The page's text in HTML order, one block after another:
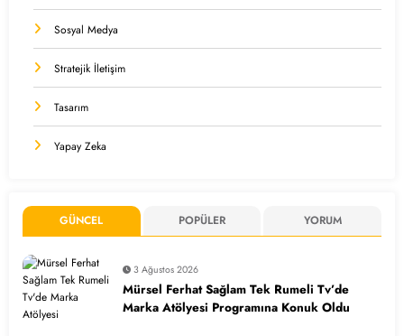
Sosyal Medya
Stratejik İletişim
Tasarım
Yapay Zeka
GÜNCEL POPÜLER YORUM
3 Ağustos 2026
Mürsel Ferhat Sağlam Tek Rumeli Tv’de
Marka Atölyesi Programına Konuk Oldu